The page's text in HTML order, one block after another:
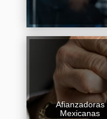
Afianzadoras
Mexicanas